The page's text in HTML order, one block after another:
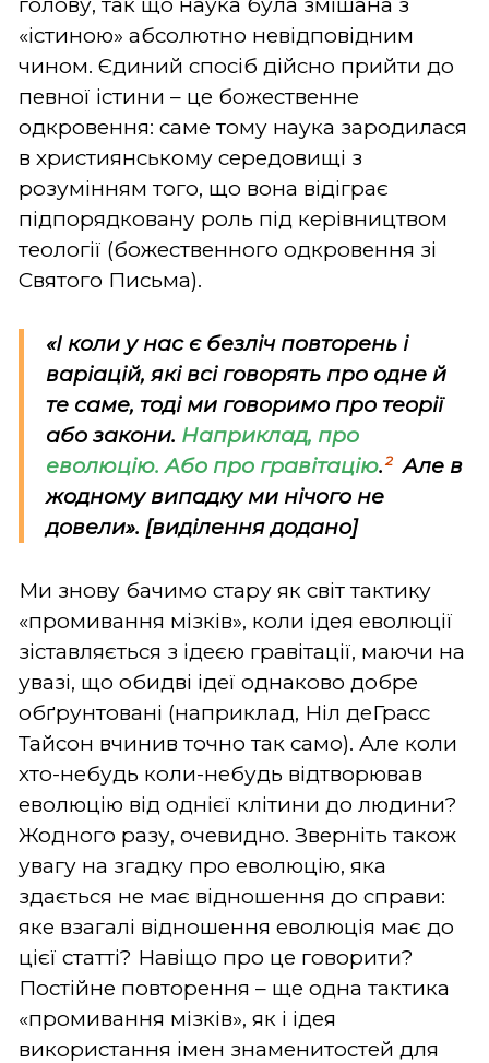
«істиною» абсолютно невідповідним
чином. Єдиний спосіб дійсно прийти до
певної істини – це божественне
одкровення: саме тому наука зародилася
в християнському середовищі з
розумінням того, що вона відіграє
підпорядковану роль під керівництвом
теології (божественного одкровення зі
Святого Письма).
«І коли у нас є безліч повторень і
варіацій, які всі говорять про одне й
те саме, тоді ми говоримо про теорії
або закони. Наприклад, про
еволюцію. Або про гравітацію. 2 Але в
жодному випадку ми нічого не
довели». [виділення додано]
Ми знову бачимо стару як світ тактику
«промивання мізків», коли ідея еволюції
зіставляється з ідеєю гравітації, маючи на
увазі, що обидві ідеї однаково добре
обґрунтовані (наприклад, Ніл деГрасс
Тайсон вчинив точно так само). Але коли
хто-небудь коли-небудь відтворював
еволюцію від однієї клітини до людини?
Жодного разу, очевидно. Зверніть також
увагу на згадку про еволюцію, яка
здається не має відношення до справи:
яке взагалі відношення еволюція має до
цієї статті? Навіщо про це говорити?
Постійне повторення – ще одна тактика
«промивання мізків», як і ідея
використання імен знаменитостей для